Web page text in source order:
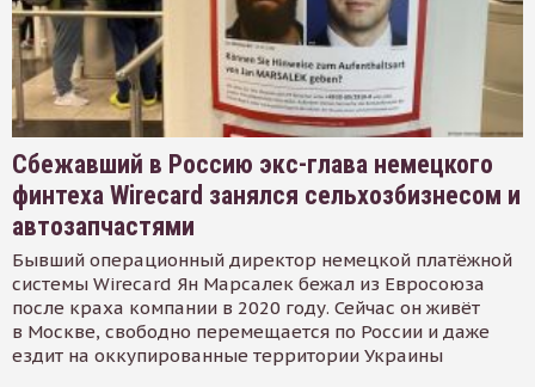
Сбежавший в Россию экс-глава немецкого
финтеха Wirecard занялся сельхозбизнесом и
автозапчастями
Бывший операционный директор немецкой платёжной
системы Wirecard Ян Марсалек бежал из Евросоюза
после краха компании в 2020 году. Сейчас он живёт
в Москве, свободно перемещается по России и даже
ездит на оккупированные территории Украины